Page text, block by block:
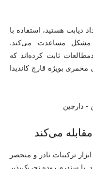
دیابت هستید، استفاده با
مساعدت می‌کند.
ثابت کرده‌اند که
بویژه قارچ کاندیدا
می‌کند
ترکیبات نادر و منحصر
سندرم روده تحریک‌پذیر